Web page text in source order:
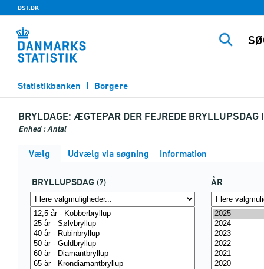
DST.DK
Statistikbanken Borgere
BRYLDAGE: ÆGTEPAR DER FEJREDE BRYLLUPSDAG
Enhed : Antal
Vælg Udvælg via søgning Information
BRYLLUPSDAG (7) ÅR